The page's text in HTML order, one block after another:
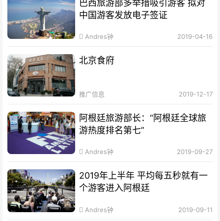
巴西旅游部多举措吸引游客 拟对
中国游客发放电子签证
Andres钟 2019-04-16
北京食府
推广信息 2019-12-17
阿根廷旅游部长：“阿根廷全球旅
游热度排名第七”
Andres钟 2019-09-27
2019年上半年 平均每五秒就有一
个游客进入阿根廷
Andres钟 2019-09-11